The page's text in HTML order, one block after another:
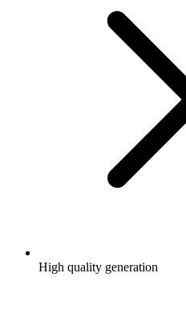
High quality generation